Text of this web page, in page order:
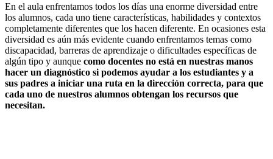
En el aula enfrentamos todos los días una enorme diversidad entre
los alumnos, cada uno tiene características, habilidades y contextos
completamente diferentes que los hacen diferente. En ocasiones esta
diversidad es aún más evidente cuando enfrentamos temas como
discapacidad, barreras de aprendizaje o dificultades específicas de
algún tipo y aunque como docentes no está en nuestras manos
hacer un diagnóstico si podemos ayudar a los estudiantes y a
sus padres a iniciar una ruta en la dirección correcta, para que
cada uno de nuestros alumnos obtengan los recursos que
necesitan.